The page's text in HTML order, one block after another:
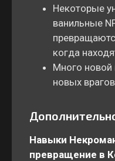
Некоторые
ванильные
когда
Много новой
новых врагов
Навыки
превращение в